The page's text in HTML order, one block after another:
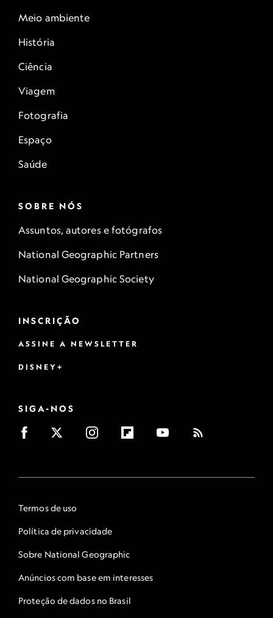
Meio ambiente
História
Ciência
Viagem
Fotografia
Espaço
Saúde
SOBRE NÓS
Assuntos, autores e fotógrafos
National Geographic Partners
National Geographic Society
INSCRIÇÃO
ASSINE A NEWSLETTER
DISNEY+
SIGA-NOS
Termos de uso
Política de privacidade
Sobre National Geographic
Anúncios com base em interesses
Proteção de dados no Brasil